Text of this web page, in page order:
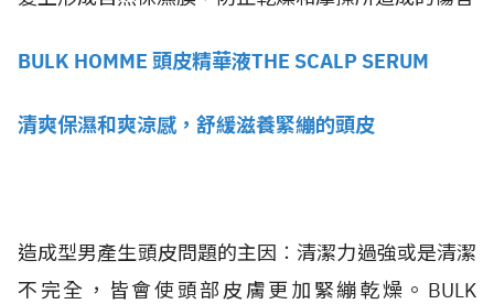
BULK HOMME 頭皮精華液THE SCALP SERUM
清爽保濕和爽涼感，舒緩滋養緊繃的頭皮
造成型男產生頭皮問題的主因︰清潔力過強或是清潔
不完全，皆會使頭部皮膚更加緊繃乾燥。BULK